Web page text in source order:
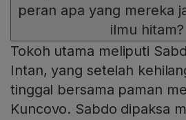
peran apa yang mereka
ilmu hitam?
Tokoh utama meliputi
Intan, yang setelah
tinggal bersama paman
Kuncovo. Sabdo dipaksa